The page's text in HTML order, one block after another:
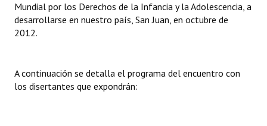
Mujeres que Dejaron Huellas - Registro
Periodistas Decanos - Registro
Banca del Vecino - Registro
Mundial por los Derechos de la Infancia y la Adolescencia, a
desarrollarse en nuestro país, San Juan, en octubre de
2012.
A continuación se detalla el programa del encuentro con
los disertantes que expondrán: